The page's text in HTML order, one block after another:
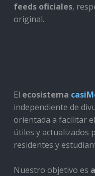
feeds oficiales,
original.
El ecosistema
independiente de
orientada a facilitar
útiles y actualizados
residentes y
Nuestro objetivo es